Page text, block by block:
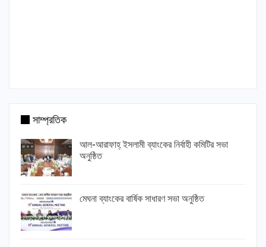
সাম্প্রতিক
আল-আরাফাহ্ ইসলামী ব্যাংকের নির্বাহী কমিটির সভা
অনুষ্ঠিত
মেঘনা ব্যাংকের বার্ষিক সাধারণ সভা অনুষ্ঠিত